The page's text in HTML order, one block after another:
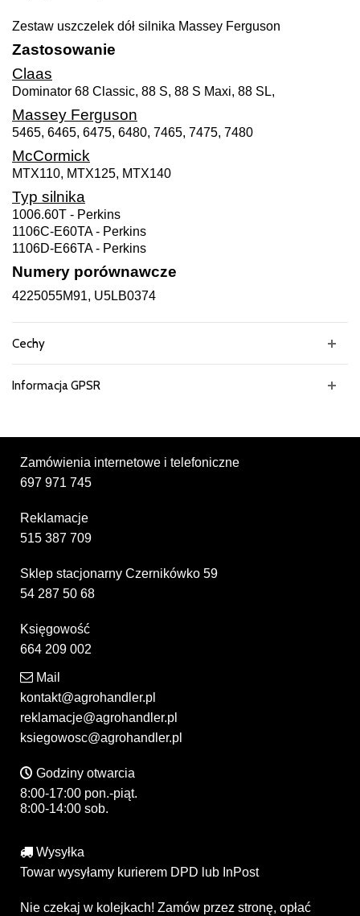
Zestaw uszczelek dół silnika Massey Ferguson
Zastosowanie
Claas
Dominator 68 Classic, 88 S, 88 S Maxi, 88 SL,
Massey Ferguson
5465, 6465, 6475, 6480, 7465, 7475, 7480
McCormick
MTX110, MTX125, MTX140
Typ silnika
1006.60T - Perkins
1106C-E60TA - Perkins
1106D-E66TA - Perkins
Numery porównawcze
4225055M91, U5LB0374
Cechy
Informacja GPSR
Zamówienia internetowe i telefoniczne
697 971 745
Reklamacje
515 387 709
Sklep stacjonarny Czernikówko 59
54 287 50 68
Księgowość
664 209 002
Mail
kontakt@agrohandler.pl
reklamacje@agrohandler.pl
ksiegowosc@agrohandler.pl
Godziny otwarcia
8:00-17:00 pon.-piąt.
8:00-14:00 sob.
Wysyłka
Towar wysyłamy kurierem DPD lub InPost
Nie czekaj w kolejkach! Zamów przez stronę, opłać